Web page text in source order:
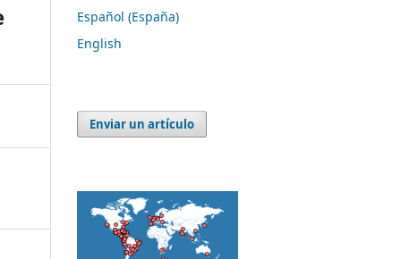
Español (España)
English
Enviar un artículo